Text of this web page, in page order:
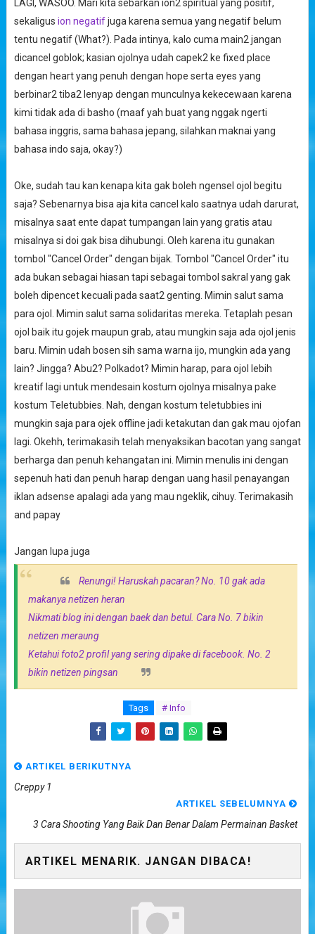
LAGI, WASOO. Mari kita sebarkan ion2 spiritual yang positif,
sekaligus ion negatifjuga karena semua yang negatif belum
tentu negatif (What?). Pada intinya, kalo cuma main2 jangan
dicancel goblok; kasian ojolnya udah capek2 ke fixed place
dengan heart yang penuh dengan hope serta eyes yang
berbinar2 tiba2 lenyap dengan munculnya kekecewaan karena
kimi tidak ada di basho (maaf yah buat yang nggak ngerti
bahasa inggris, sama bahasa jepang, silahkan maknai yang
bahasa indo saja, okay?)
Oke, sudah tau kan kenapa kita gak boleh ngensel ojol begitu
saja? Sebenarnya bisa aja kita cancel kalo saatnya udah darurat,
misalnya saat ente dapat tumpangan lain yang gratis atau
misalnya si doi gak bisa dihubungi. Oleh karena itu gunakan
tombol "Cancel Order" dengan bijak. Tombol "Cancel Order" itu
ada bukan sebagai hiasan tapi sebagai tombol sakral yang gak
boleh dipencet kecuali pada saat2 genting. Mimin salut sama
para ojol. Mimin salut sama solidaritas mereka. Tetaplah pesan
ojol baik itu gojek maupun grab, atau mungkin saja ada ojol jenis
baru. Mimin udah bosen sih sama warna ijo, mungkin ada yang
lain? Jingga? Abu2? Polkadot? Mimin harap, para ojol lebih
kreatif lagi untuk mendesain kostum ojolnya misalnya pake
kostum Teletubbies. Nah, dengan kostum teletubbies ini
mungkin saja para ojek offline jadi ketakutan dan gak mau ojofan
lagi. Okehh, terimakasih telah menyaksikan bacotan yang sangat
berharga dan penuh kehangatan ini. Mimin menulis ini dengan
sepenuh hati dan penuh harap dengan uang hasil penayangan
iklan adsense apalagi ada yang mau ngeklik, cihuy. Terimakasih
and papay
Jangan lupa juga
Renungi! Haruskah pacaran? No. 10 gak ada
makanya netizen heran
Nikmati blog ini dengan baek dan betul. Cara No. 7 bikin
netizen meraung
Ketahui foto2 profil yang sering dipake di facebook. No. 2
bikin netizen pingsan
Tags # Info
ARTIKEL BERIKUTNYA
Creppy 1
ARTIKEL SEBELUMNYA
3 Cara Shooting Yang Baik Dan Benar Dalam Permainan Basket
ARTIKEL MENARIK. JANGAN DIBACA!